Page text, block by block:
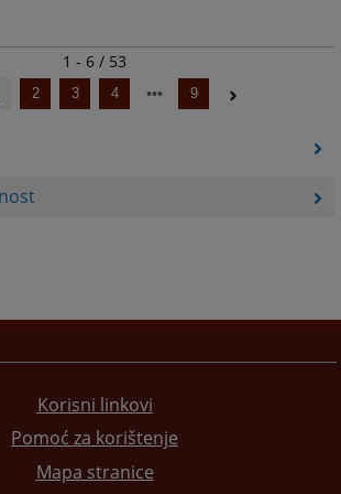
1 - 6 / 53
2 3 4 9
Korisni linkovi
Pomoć za korištenje
Mapa stranice